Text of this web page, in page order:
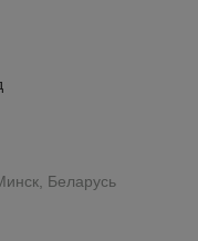
Беларусь